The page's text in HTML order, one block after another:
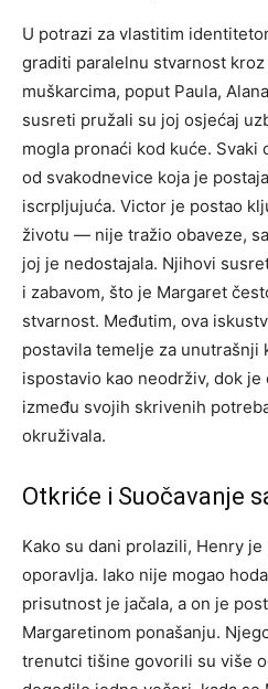
U potrazi za vlastitim
graditi paralelnu stvarnost
muškarcima, poput Paula,
susreti pružali su joj osjećaj
mogla pronaći kod kuće. Svaki
od svakodnevice koja je
iscrpljujuća. Victor je postao
životu — nije tražio obaveze,
joj je nedostajala. Njihovi
i zabavom, što je Margaret
stvarnost. Međutim, ova
postavila temelje za unutrašnji
ispostavio kao neodrživ, dok je
između svojih skrivenih
okruživala.
Otkriće i Suočavanje
Kako su dani prolazili, Henry
oporavlja. Iako nije mogao
prisutnost je jačala, a on je
Margaretinom ponašanju.
trenutci tišine govorili su više